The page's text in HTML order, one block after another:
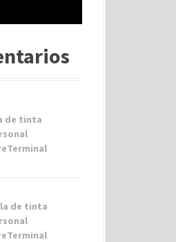
de tinta
de tinta